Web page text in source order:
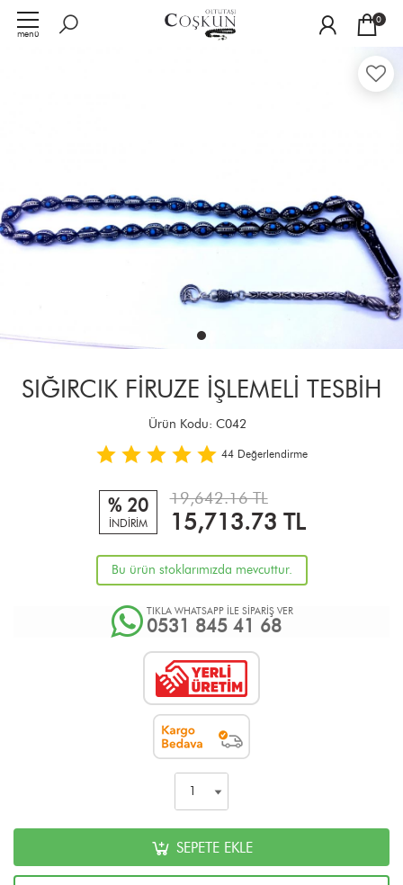
menü
0
SIĞIRCIK FİRUZE İŞLEMELİ TESBİH
Ürün Kodu: C042
44 Değerlendirme
% 20
İNDİRİM
19,642.16 TL
15,713.73 TL
Bu ürün stoklarımızda mevcuttur.
TIKLA WHATSAPP İLE SİPARİŞ VER
0531 845 41 68
SEPETE EKLE